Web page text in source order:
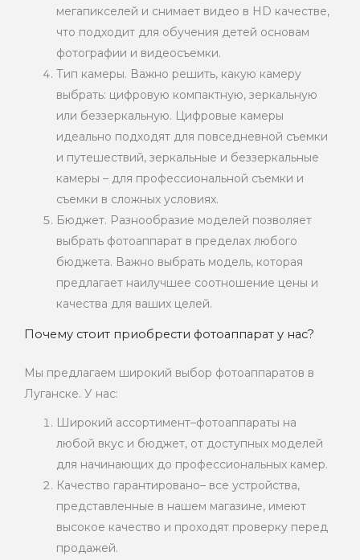
мегапикселей и снимает видео в HD качестве,
что подходит для обучения детей основам
фотографии и видеосъемки.
Тип камеры. Важно решить, какую камеру
выбрать: цифровую компактную, зеркальную
или беззеркальную. Цифровые камеры
идеально подходят для повседневной съемки
и путешествий, зеркальные и беззеркальные
камеры – для профессиональной съемки и
съемки в сложных условиях.
Бюджет. Разнообразие моделей позволяет
выбрать фотоаппарат в пределах любого
бюджета. Важно выбрать модель, которая
предлагает наилучшее соотношение цены и
качества для ваших целей.
Почему стоит приобрести фотоаппарат у нас?
Мы предлагаем широкий выбор фотоаппаратов в
Луганске. У нас:
Широкий ассортимент–фотоаппараты на
любой вкус и бюджет, от доступных моделей
для начинающих до профессиональных камер.
Качество гарантировано– все устройства,
представленные в нашем магазине, имеют
высокое качество и проходят проверку перед
продажей.